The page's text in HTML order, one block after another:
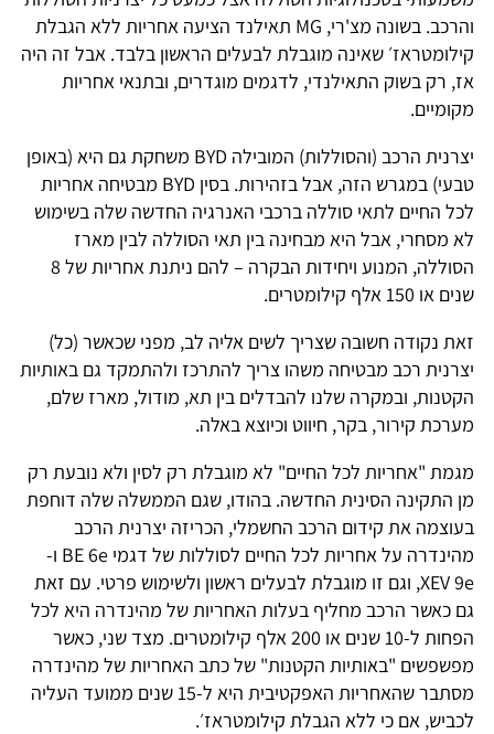
והרכב. בשונה מצ'רי, MG תאילנד הציעה אחריות ללא הגבלת
קילומטראז׳ שאינה מוגבלת לבעלים הראשון בלבד. אבל זה היה
אז, רק בשוק התאילנדי, לדגמים מוגדרים, ובתנאי אחריות
מקומיים.
יצרנית הרכב (והסוללות) המובילה BYD משחקת גם היא (באופן
טבעי) במגרש הזה, אבל בזהירות. בסין BYD מבטיחה אחריות
לכל החיים לתאי סוללה ברכבי האנרגיה החדשה שלה בשימוש
לא מסחרי, אבל היא מבחינה בין תאי הסוללה לבין מארז
הסוללה, המנוע ויחידות הבקרה – להם ניתנת אחריות של 8
שנים או 150 אלף קילומטרים.
זאת נקודה חשובה שצריך לשים אליה לב, מפני שכאשר (כל)
יצרנית רכב מבטיחה משהו צריך להתרכז ולהתמקד גם באותיות
הקטנות, ובמקרה שלנו להבדלים בין תא, מודול, מארז שלם,
מערכת קירור, בקר, חיווט וכיוצא באלה.
מגמת "אחריות לכל החיים" לא מוגבלת רק לסין ולא נובעת רק
מן התקינה הסינית החדשה. בהודו, שגם הממשלה שלה דוחפת
בעוצמה את קידום הרכב החשמלי, הכריזה יצרנית הרכב
מהינדרה על אחריות לכל החיים לסוללות של דגמי BE 6e ו-
XEV 9e, וגם זו מוגבלת לבעלים ראשון ולשימוש פרטי. עם זאת
גם כאשר הרכב מחליף בעלות האחריות של מהינדרה היא לכל
הפחות ל-10 שנים או 200 אלף קילומטרים. מצד שני, כאשר
מפשפשים "באותיות הקטנות" של כתב האחריות של מהינדרה
מסתבר שהאחריות האפקטיבית היא ל-15 שנים ממועד העליה
לכביש, אם כי ללא הגבלת קילומטראז׳.